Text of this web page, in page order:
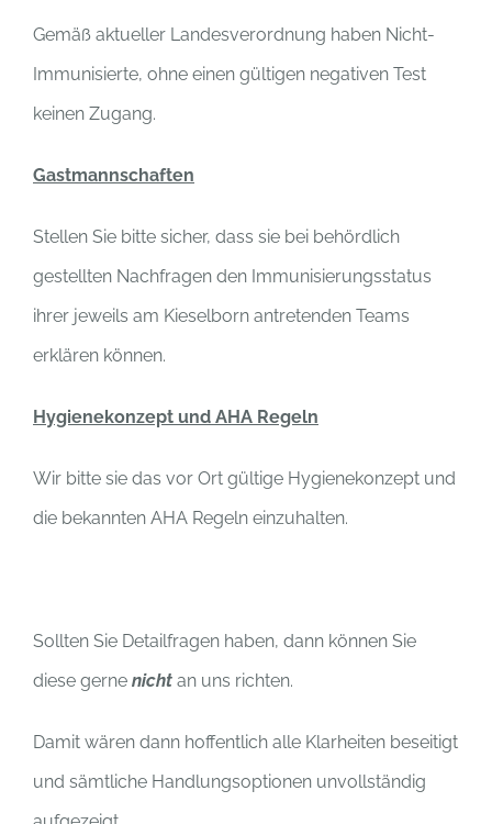
Gemäß aktueller Landesverordnung haben Nicht-
Immunisierte, ohne einen gültigen negativen Test
keinen Zugang.
Gastmannschaften
Stellen Sie bitte sicher, dass sie bei behördlich
gestellten Nachfragen den Immunisierungsstatus
ihrer jeweils am Kieselborn antretenden Teams
erklären können.
Hygienekonzept und AHA Regeln
Wir bitte sie das vor Ort gültige Hygienekonzept und
die bekannten AHA Regeln einzuhalten.
Sollten Sie Detailfragen haben, dann können Sie
diese gerne nicht an uns richten.
Damit wären dann hoffentlich alle Klarheiten beseitigt
und sämtliche Handlungsoptionen unvollständig